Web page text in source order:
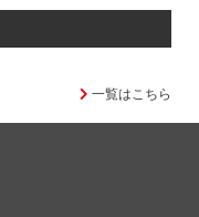
一覧はこちら